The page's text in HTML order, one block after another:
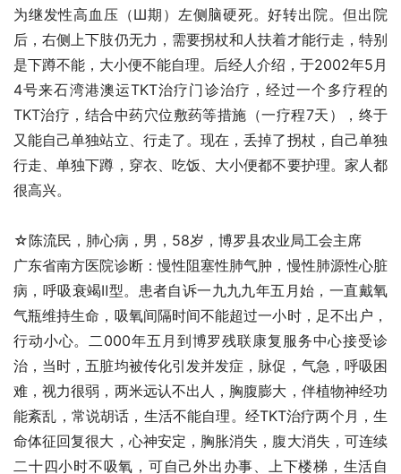
为继发性高血压（Ш期）左侧脑硬死。好转出院。但出院
后，右侧上下肢仍无力，需要拐杖和人扶着才能行走，特别
是下蹲不能，大小便不能自理。后经人介绍，于2002年5月
4号来石湾港澳运TKT治疗门诊治疗，经过一个多疗程的
TKT治疗，结合中药穴位敷药等措施（一疗程7天），终于
又能自己单独站立、行走了。现在，丢掉了拐杖，自己单独
行走、单独下蹲，穿衣、吃饭、大小便都不要护理。家人都
很高兴。
☆陈流民，肺心病，男，58岁，博罗县农业局工会主席
广东省南方医院诊断：慢性阻塞性肺气肿，慢性肺源性心脏
病，呼吸衰竭Ⅱ型。患者自诉一九九九年五月始，一直戴氧
气瓶维持生命，吸氧间隔时间不能超过一小时，足不出户，
行动小心。二000年五月到博罗残联康复服务中心接受诊
治，当时，五脏均被传化引发并发症，脉促，气急，呼吸困
难，视力很弱，两米远认不出人，胸腹膨大，伴植物神经功
能紊乱，常说胡话，生活不能自理。经TKT治疗两个月，生
命体征回复很大，心神安定，胸胀消失，腹大消失，可连续
二十四小时不吸氧，可自己外出办事、上下楼梯，生活自